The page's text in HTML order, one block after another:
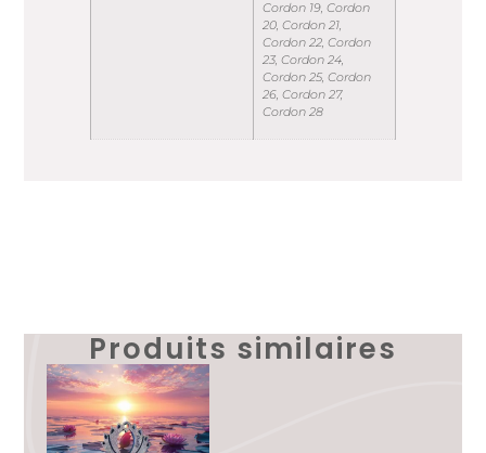
Cordon 19, Cordon
20, Cordon 21,
Cordon 22, Cordon
23, Cordon 24,
Cordon 25, Cordon
26, Cordon 27,
Cordon 28
Produits similaires